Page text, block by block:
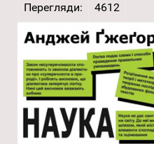
Перегляди: 4612